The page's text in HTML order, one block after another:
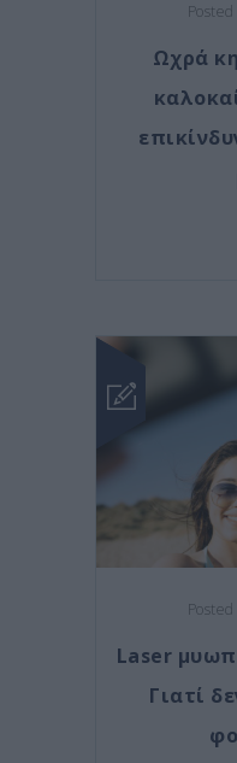
Ωχρά
Laser
Γιατί